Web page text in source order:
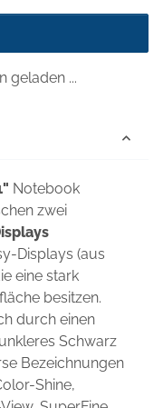
geladen ...
Notebook
zwei
Displays (aus
eine stark
besitzen.
durch einen
Schwarz
Bezeichnungen
Shine,